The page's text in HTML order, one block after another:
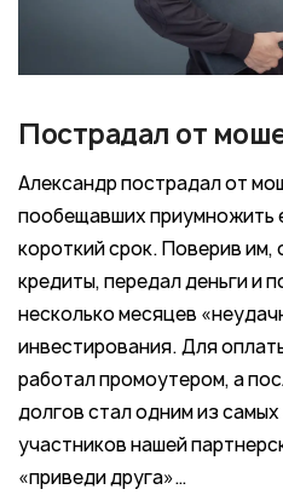
Пострадал от
Александр пострадал от
пообещавших приумножить
короткий срок. Поверив им,
кредиты, передал деньги и
несколько месяцев
инвестирования. Для
работал промоутером, а
долгов стал одним из
участников нашей
«приведи друга»…